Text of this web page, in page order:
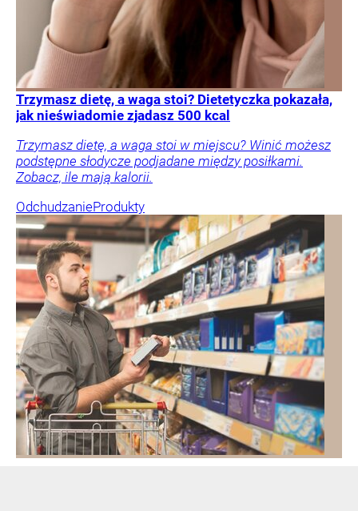
Trzymasz dietę, a waga stoi? Dietetyczka pokazała,
jak nieświadomie zjadasz 500 kcal
Trzymasz dietę, a waga stoi w miejscu? Winić możesz
podstępne słodycze podjadane między posiłkami.
Zobacz, ile mają kalorii.
OdchudzanieProdukty